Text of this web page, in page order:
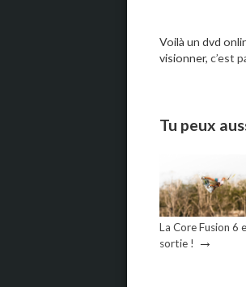
Voilà un dvd
visionner, c’est
Tu peux
La Core Fusion 6
sortie ! →